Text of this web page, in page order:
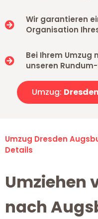
Wir garantieren
Organisation
Bei Ihrem Umzug
unseren
Umzug:
Umzug Dresden
Details
Umziehen
nach